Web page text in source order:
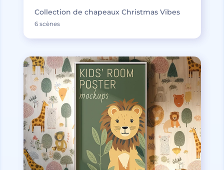
Collection de chapeaux Christmas Vibes
6 scènes